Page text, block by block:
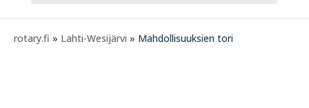
rotary.fi » Lahti-Wesijärvi » Mahdollisuuksien tori